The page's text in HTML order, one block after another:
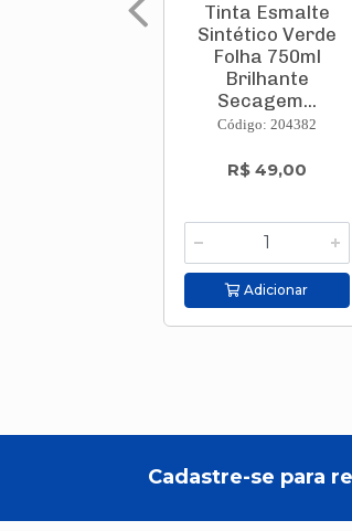
Tinta Esmalte
Sintético Verde
Folha 750ml
Brilhante
Secagem...
Código: 204382
R$ 49,00
Adicionar
Cadastre-se para